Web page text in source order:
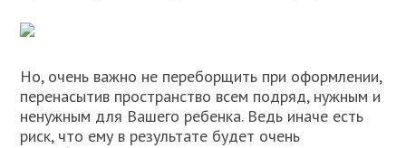
Но, очень важно не переборщить при оформлении,
перенасытив пространство всем подряд, нужным и
ненужным для Вашего ребенка. Ведь иначе есть
риск, что ему в результате будет очень